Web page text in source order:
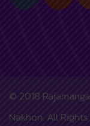
© 2018
Nakhon. All